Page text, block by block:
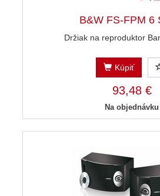
B&W FS-FPM 6
Držiak na reproduktor
Kúpiť
93,48 €
Na objednávku